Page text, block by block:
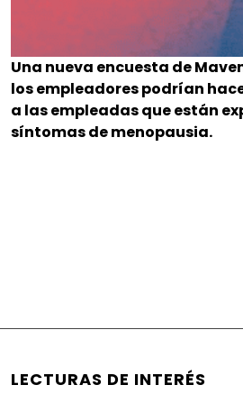
Una nueva encuesta de
los empleadores podrían
a las empleadas que están
síntomas de menopausia.
LECTURAS DE INTERÉS